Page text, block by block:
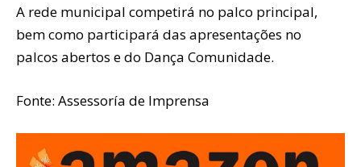
A rede municipal competirá no palco principal,
bem como participará das apresentações no
palcos abertos e do Dança Comunidade.
Fonte: Assessoría de Imprensa